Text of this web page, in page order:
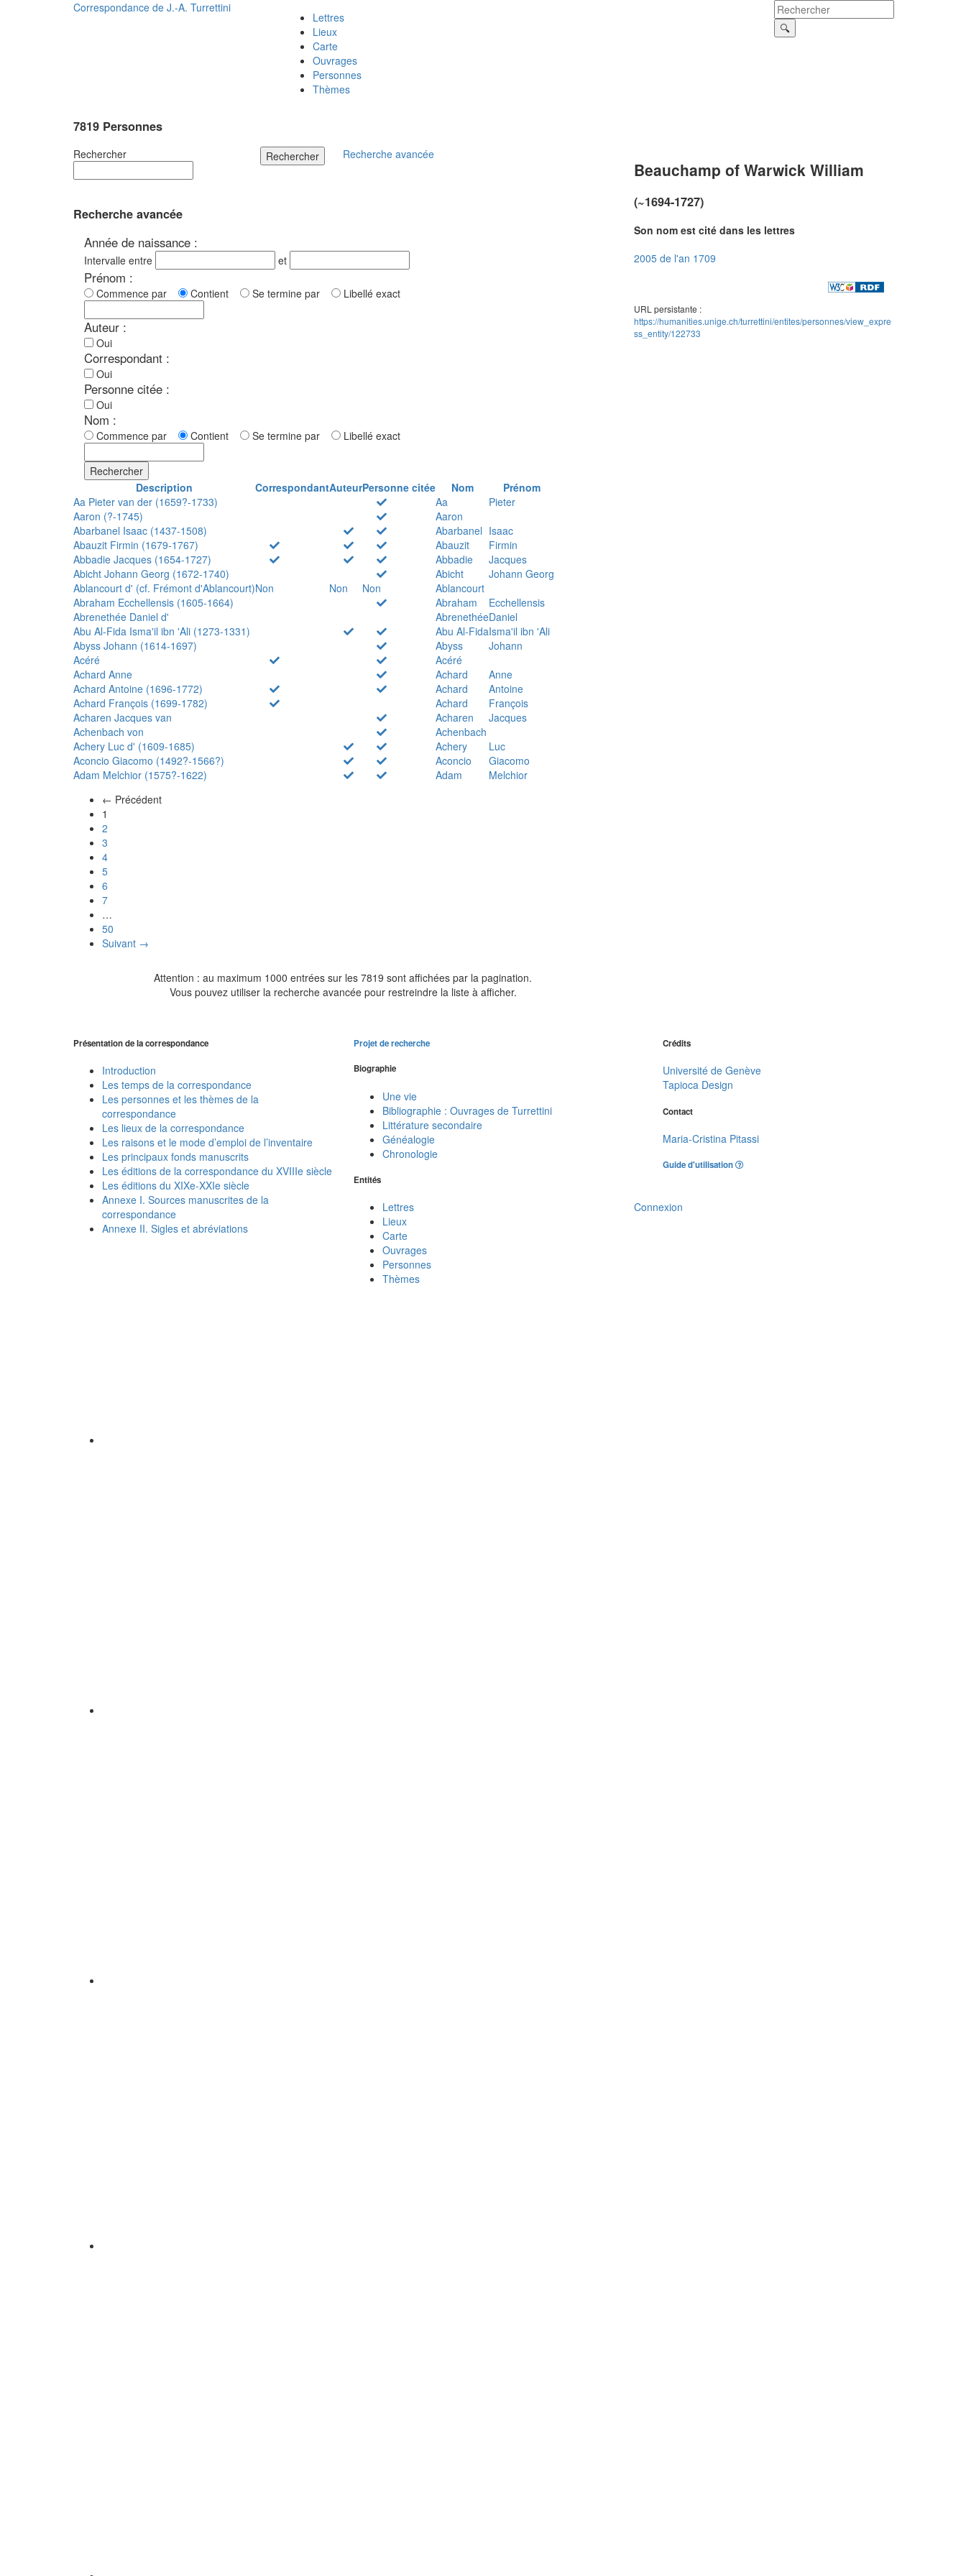
Correspondance de J.-A. Turrettini
Lettres
Lieux
Carte
Ouvrages
Personnes
Thèmes
7819 Personnes
Rechercher Rechercher Recherche avancée
Recherche avancée
Année de naissance :
Intervalle entre et
Prénom :
Commence par Contient Se termine par Libellé exact
Auteur :
Oui
Correspondant :
Oui
Personne citée :
Oui
Nom :
Commence par Contient Se termine par Libellé exact
Rechercher
Description
CorrespondantAuteurPersonne citée Nom
Prénom
Aa Pieter van der (1659?-1733)
Aa
Pieter
Aaron (?-1745)
Aaron
Abarbanel Isaac (1437-1508)
Abarbanel Isaac
Abauzit Firmin (1679-1767)
Abauzit
Firmin
Abbadie Jacques (1654-1727)
Abbadie
Jacques
Abicht Johann Georg (1672-1740)
Abicht
Johann Georg
Ablancourt d' (cf. Frémont d'Ablancourt)Non Non Non
Ablancourt
Abraham Ecchellensis (1605-1664)
Abraham
Ecchellensis
Abrenethée Daniel d'
AbrenethéeDaniel
Abu Al-Fida Isma'il ibn 'Ali (1273-1331)
Abu Al-FidaIsma'il ibn 'Ali
Abyss Johann (1614-1697)
Abyss
Johann
Acéré
Acéré
Achard Anne
Achard
Anne
Achard Antoine (1696-1772)
Achard
Antoine
Achard François (1699-1782)
Achard
François
Acharen Jacques van
Acharen
Jacques
Achenbach von
Achenbach
Achery Luc d' (1609-1685)
Achery
Luc
Aconcio Giacomo (1492?-1566?)
Aconcio
Giacomo
Adam Melchior (1575?-1622)
Adam
Melchior
← Précédent
1
2
3
4
5
6
7
…
50
Suivant →
Attention : au maximum 1000 entrées sur les 7819 sont affichées par la pagination.
Vous pouvez utiliser la recherche avancée pour restreindre la liste à afficher.
Beauchamp of Warwick William
(~1694-1727)
Son nom est cité dans les lettres
2005 de l'an 1709
URL persistante :
https://humanities.unige.ch/turrettini/entites/personnes/view_expre
ss_entity/122733
Présentation de la correspondance
Introduction
Les temps de la correspondance
Les personnes et les thèmes de la
correspondance
Les lieux de la correspondance
Les raisons et le mode d’emploi de l’inventaire
Les principaux fonds manuscrits
Les éditions de la correspondance du XVIIIe siècle
Les éditions du XIXe-XXIe siècle
Annexe I. Sources manuscrites de la
correspondance
Annexe II. Sigles et abréviations
Projet de recherche
Biographie
Une vie
Bibliographie : Ouvrages de Turrettini
Littérature secondaire
Généalogie
Chronologie
Entités
Lettres
Lieux
Carte
Ouvrages
Personnes
Thèmes
Crédits
Université de Genève
Tapioca Design
Contact
Maria-Cristina Pitassi
Guide d'utilisation
Connexion